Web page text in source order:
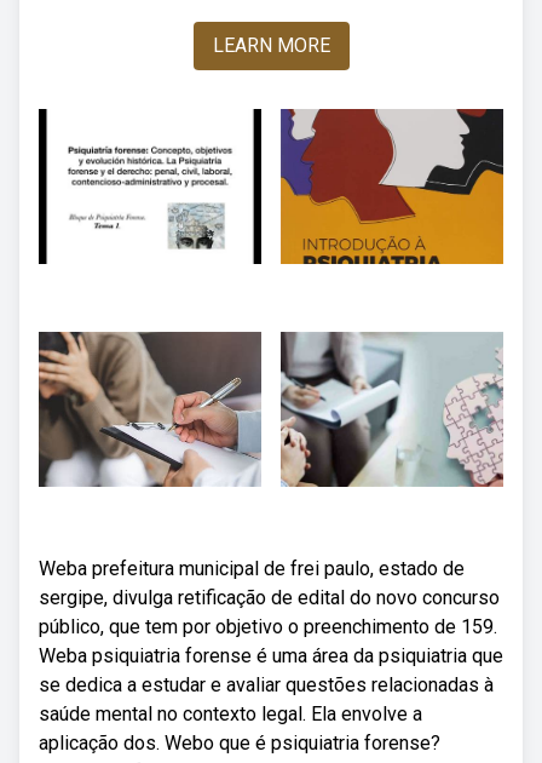
LEARN MORE
Weba prefeitura municipal de frei paulo, estado de
sergipe, divulga retificação de edital do novo concurso
público, que tem por objetivo o preenchimento de 159.
Weba psiquiatria forense é uma área da psiquiatria que
se dedica a estudar e avaliar questões relacionadas à
saúde mental no contexto legal. Ela envolve a
aplicação dos. Webo que é psiquiatria forense?